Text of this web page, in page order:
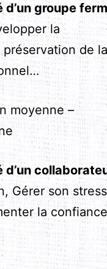
groupe
la
de la
moyenne –
d’un
Gérer son
la